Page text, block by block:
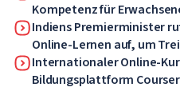
Kompetenz für
Indiens Premierminister
Online-Lernen auf, um
Internationaler Online-
Bildungsplattform